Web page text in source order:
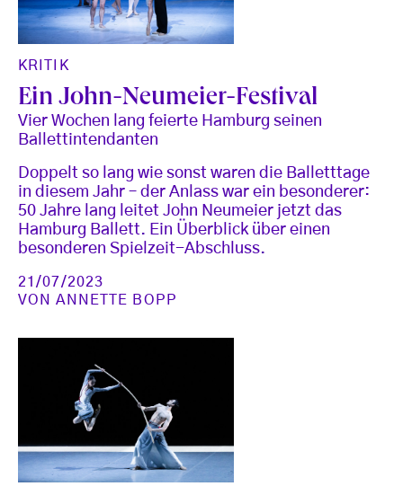
KRITIK
Ein John-Neumeier-Festival
Vier Wochen lang feierte Hamburg seinen
Ballettintendanten
Doppelt so lang wie sonst waren die Balletttage
in diesem Jahr – der Anlass war ein besonderer:
50 Jahre lang leitet John Neumeier jetzt das
Hamburg Ballett. Ein Überblick über einen
besonderen Spielzeit-Abschluss.
21/07/2023
VONANNETTE BOPP